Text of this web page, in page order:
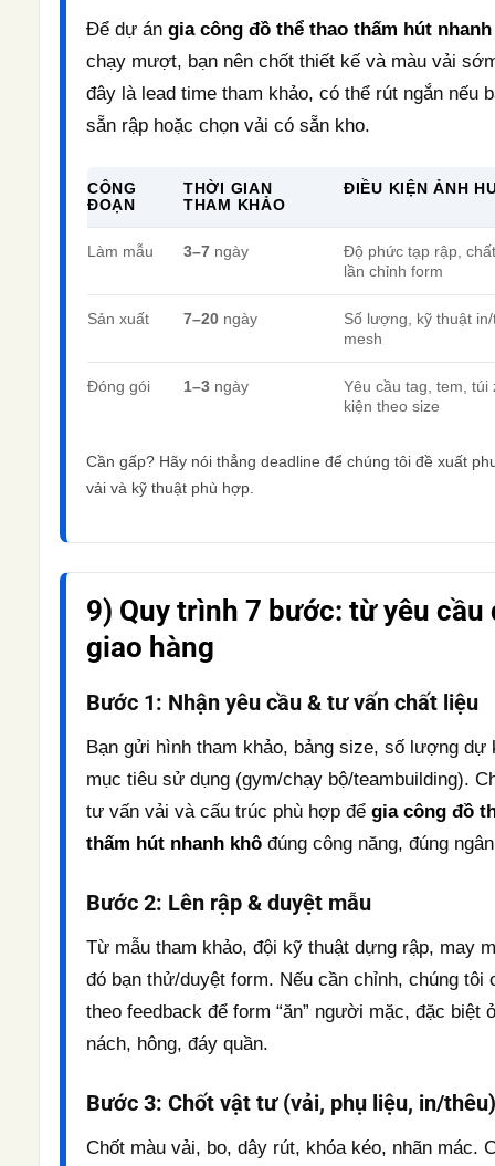
Để dự án gia công đồ thể thao thấm hút
chạy mượt, bạn nên chốt thiết kế và màu vải
đây là lead time tham khảo, có thể rút ngắn nếu
sẵn rập hoặc chọn vải có sẵn kho.
CÔNG
ĐOẠN
THỜI GIAN
THAM KHẢO
ĐIỀU KIỆN ẢNH
Làm mẫu 3–7 ngày
Độ phức tạp rập,
lần chỉnh form
Sản xuất 7–20 ngày
Số lượng, kỹ thuật
mesh
Đóng gói 1–3 ngày
Yêu cầu tag, tem, túi
kiện theo size
Cần gấp? Hãy nói thẳng deadline để chúng tôi đề xuất
vải và kỹ thuật phù hợp.
9) Quy trình 7 bước: từ yêu cầu
giao hàng
Bước 1: Nhận yêu cầu & tư vấn chất liệu
Bạn gửi hình tham khảo, bảng size, số lượng dự
mục tiêu sử dụng (gym/chạy bộ/teambuilding).
tư vấn vải và cấu trúc phù hợp để gia công đồ
thấm hút nhanh khô đúng công năng, đúng
Bước 2: Lên rập & duyệt mẫu
Từ mẫu tham khảo, đội kỹ thuật dựng rập, may
đó bạn thử/duyệt form. Nếu cần chỉnh, chúng tôi
theo feedback để form “ăn” người mặc, đặc biệt
nách, hông, đáy quần.
Bước 3: Chốt vật tư (vải, phụ liệu, in/thêu)
Chốt màu vải, bo, dây rút, khóa kéo, nhãn mác.